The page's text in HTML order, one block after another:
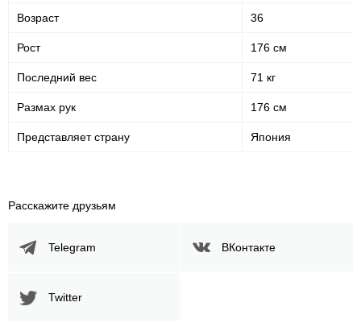
Возраст 36
Рост 176 см
Последний вес 71 кг
Размах рук 176 см
Представляет страну Япония
Расскажите друзьям
Telegram ВКонтакте
Twitter